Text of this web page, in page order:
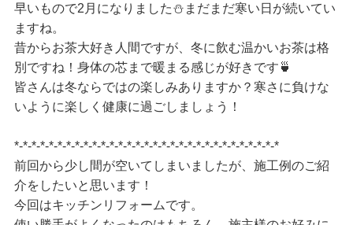
早いもので2月になりました⛄まだまだ寒い日が続いてい
ますね。
昔からお茶大好き人間ですが、冬に飲む温かいお茶は格
別ですね！身体の芯まで暖まる感じが好きです🍵
皆さんは冬ならではの楽しみありますか？寒さに負けな
いように楽しく健康に過ごしましょう！
*-*-*-*-*-*-*-*-*-*-*-*-*-*-*-*-*-*-*-*-*-*-*-*-*-*-*-*-*-*-*
前回から少し間が空いてしまいましたが、施工例のご紹
介をしたいと思います！
今回はキッチンリフォームです。